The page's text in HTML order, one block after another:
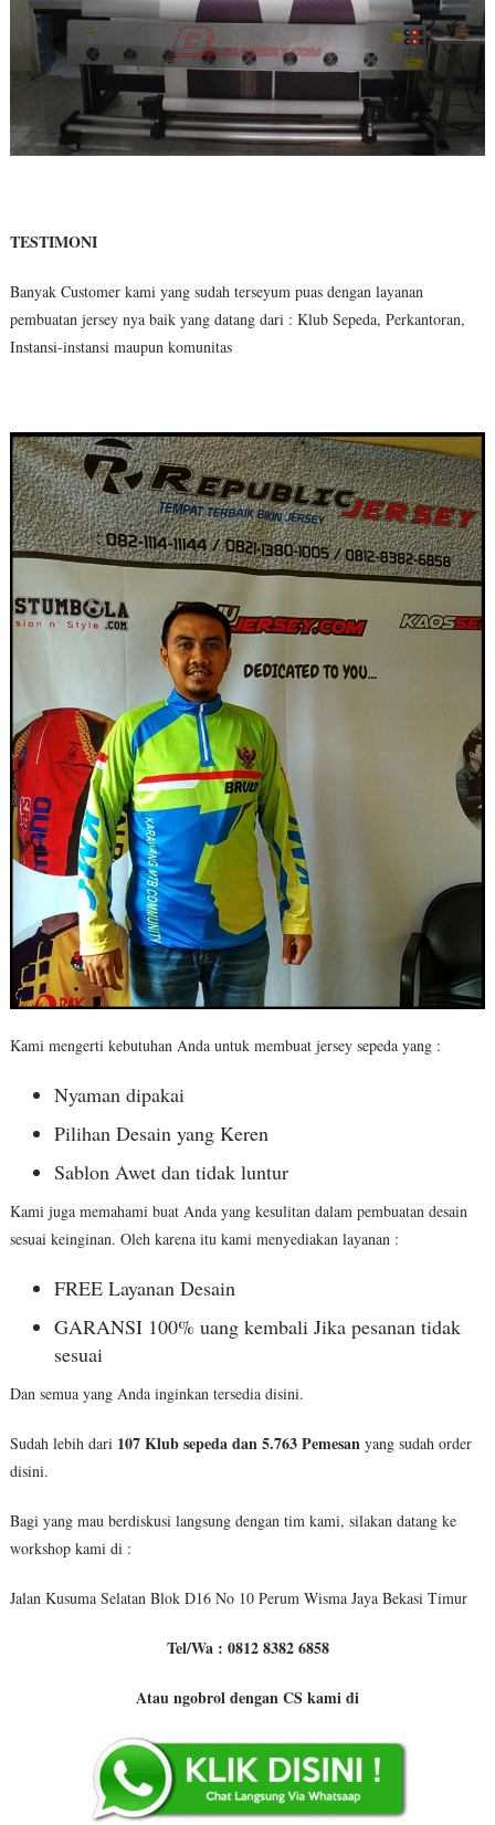
TESTIMONI
Banyak Customer kami yang sudah terseyum puas dengan layanan
pembuatan jersey nya baik yang datang dari : Klub Sepeda, Perkantoran,
Instansi-instansi maupun komunitas
Kami mengerti kebutuhan Anda untuk membuat jersey sepeda yang :
Nyaman dipakai
Pilihan Desain yang Keren
Sablon Awet dan tidak luntur
Kami juga memahami buat Anda yang kesulitan dalam pembuatan desain
sesuai keinginan. Oleh karena itu kami menyediakan layanan :
FREE Layanan Desain
GARANSI 100% uang kembali Jika pesanan tidak
sesuai
Dan semua yang Anda inginkan tersedia disini.
Sudah lebih dari 107 Klub sepeda dan 5.763 Pemesanyang sudah order
disini.
Bagi yang mau berdiskusi langsung dengan tim kami, silakan datang ke
workshop kami di :
Jalan Kusuma Selatan Blok D16 No 10 Perum Wisma Jaya Bekasi Timur
Tel/Wa : 0812 8382 6858
Atau ngobrol dengan CS kami di